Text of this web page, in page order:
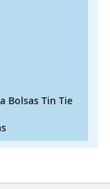
Bolsas Tin Tie